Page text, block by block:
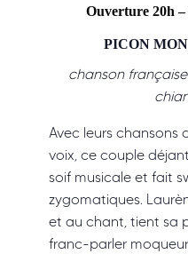
Ouverture 20h
PICON
chanson
Avec leurs chansons
voix, ce couple
soif musicale et fait
zygomatiques.
et au chant, tient sa
franc-parler